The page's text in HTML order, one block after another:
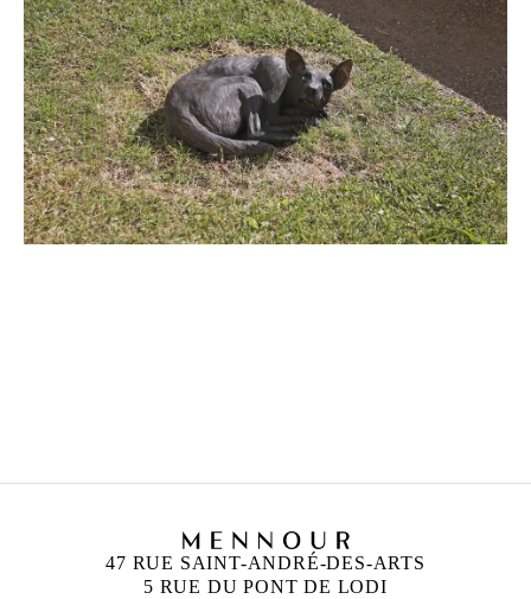
47 RUE SAINT-ANDRÉ-DES-ARTS
5 RUE DU PONT DE LODI